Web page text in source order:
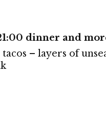
dinner and
– layers of